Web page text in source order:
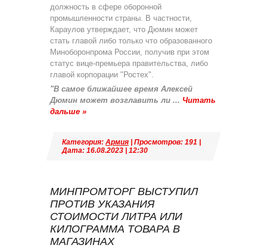
должность в сфере оборонной
промышленности страны. В частности,
Караулов утверждает, что Дюмин может
стать главой либо только что образованного
Миноборонпрома России, получив при этом
статус вице-премьера правительства, либо
главой корпорации "Ростех".
"В самое ближайшее время Алексей
Дюмин может возглавить ли ... Читать
дальше »
Категория: Армия | Просмотров: 191 |
Дата: 16.08.2023 12:30
МИНПРОМТОРГ ВЫСТУПИЛ
ПРОТИВ УКАЗАНИЯ
СТОИМОСТИ ЛИТРА ИЛИ
КИЛОГРАММА ТОВАРА В
МАГАЗИНАХ